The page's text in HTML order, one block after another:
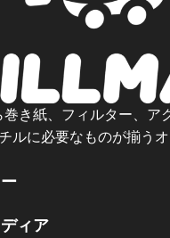
き紙、フィルター、ア
ルに必要なものが揃う
ィア